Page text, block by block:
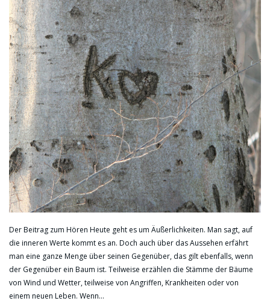
Der Beitrag zum Hören Heute geht es um Äußerlichkeiten. Man sagt, auf
die inneren Werte kommt es an. Doch auch über das Aussehen erfährt
man eine ganze Menge über seinen Gegenüber, das gilt ebenfalls, wenn
der Gegenüber ein Baum ist. Teilweise erzählen die Stämme der Bäume
von Wind und Wetter, teilweise von Angriffen, Krankheiten oder von
einem neuen Leben. Wenn…